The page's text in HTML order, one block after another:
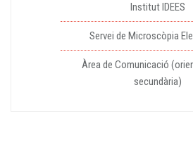
Institut IDEES
Servei de Microscòpia
Àrea de Comunicació
secundària)